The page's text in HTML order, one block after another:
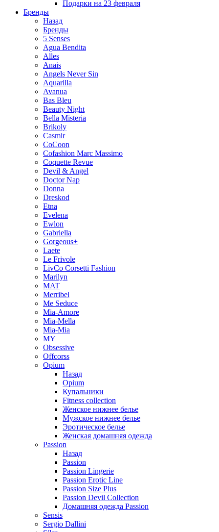
Подарки на 23 февраля
Бренды
Назад
Бренды
5 Senses
Agua Bendita
Alles
Anais
Angels Never Sin
Aquarilla
Avanua
Bas Bleu
Beauty Night
Bella Misteria
Brikoly
Casmir
CoCoon
Cofashion Marc Massimo
Coquette Revue
Devil & Angel
Doctor Nap
Donna
Dreskod
Etna
Evelena
Ewlon
Gabriella
Gorgeous+
Laete
Le Frivole
LivCo Corsetti Fashion
Marilyn
MAT
Merribel
Me Seduce
Mia-Amore
Mia-Mella
Mia-Mia
MY
Obsessive
Offcorss
Opium
Назад
Opium
Купальники
Fitness collection
Женское нижнее белье
Мужское нижнее белье
Эротическое белье
Женская домашняя одежда
Passion
Назад
Passion
Passion Lingerie
Passion Erotic Line
Passion Size Plus
Passion Devil Collection
Домашняя одежда Passion
Sensis
Sergio Dallini